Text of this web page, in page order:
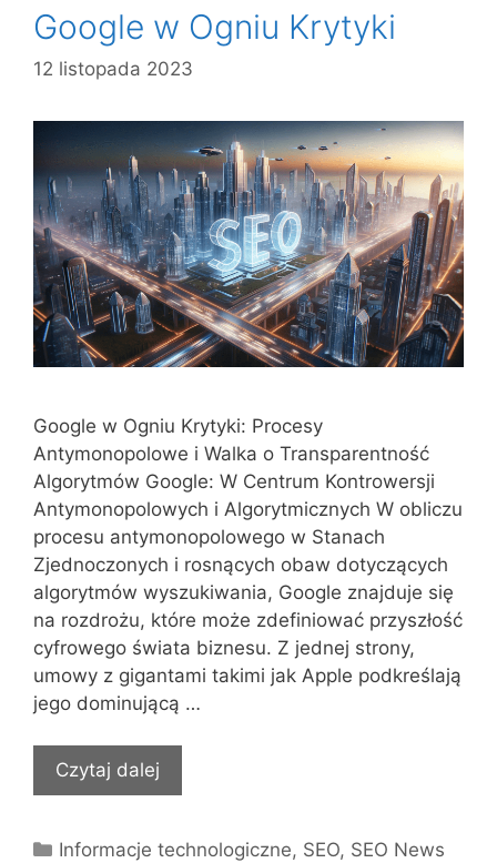
Google w Ogniu Krytyki
12 listopada 2023
Google w Ogniu Krytyki: Procesy
Antymonopolowe i Walka o Transparentność
Algorytmów Google: W Centrum Kontrowersji
Antymonopolowych i Algorytmicznych W obliczu
procesu antymonopolowego w Stanach
Zjednoczonych i rosnących obaw dotyczących
algorytmów wyszukiwania, Google znajduje się
na rozdrożu, które może zdefiniować przyszłość
cyfrowego świata biznesu. Z jednej strony,
umowy z gigantami takimi jak Apple podkreślają
jego dominującą …
Czytaj dalej
Kategorie
Informacje technologiczne, SEO, SEO News